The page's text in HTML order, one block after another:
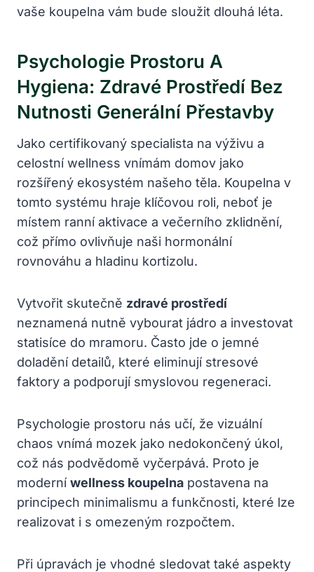
vaše koupelna vám bude sloužit dlouhá léta.
Psychologie Prostoru A
Hygiena: Zdravé Prostředí Bez
Nutnosti Generální Přestavby
Jako certifikovaný specialista na výživu a
celostní wellness vnímám domov jako
rozšířený ekosystém našeho těla. Koupelna v
tomto systému hraje klíčovou roli, neboť je
místem ranní aktivace a večerního zklidnění,
což přímo ovlivňuje naši hormonální
rovnováhu a hladinu kortizolu.
Vytvořit skutečně zdravé prostředí
neznamená nutně vybourat jádro a investovat
statisíce do mramoru. Často jde o jemné
doladění detailů, které eliminují stresové
faktory a podporují smyslovou regeneraci.
Psychologie prostoru nás učí, že vizuální
chaos vnímá mozek jako nedokončený úkol,
což nás podvědomě vyčerpává. Proto je
moderníwellness koupelna postavena na
principech minimalismu a funkčnosti, které lze
realizovat i s omezeným rozpočtem.
Při úpravách je vhodné sledovat také aspekty